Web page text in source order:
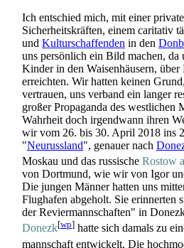
Ich entschied mich, mit einer
Sicherheitskräften, einem caritativ
und Kulturschaffenden in den
uns persönlich ein Bild machen, da
Kinder in den Waisenhäusern, über
erreichten. Wir hatten keinen
vertrauen, uns verband ein langer
großer Propaganda des westlichen
Wahrheit doch irgendwann ihren
wir vom 26. bis 30. April 2018 ins
"Neurussland", genauer nach
Moskau und das russische Rostow
von Dortmund, wie wir von Igor
Die jungen Männer hatten uns
Flughafen abgeholt. Sie erinnerten
der Reviermannschaften" in
Donezk[wp] hatte sich damals zu
mannschaft entwickelt. Die